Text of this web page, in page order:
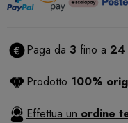
Paga da 3 fino a 24
Prodotto 100%
Effettua un ordine